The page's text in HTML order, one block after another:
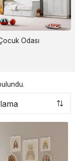
Odası